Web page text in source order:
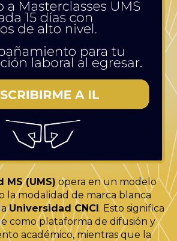
MS (UMS) opera en un modelo
la modalidad de marca blanca
Universidad CNCI. Esto significa
como plataforma de difusión y
académico, mientras que la